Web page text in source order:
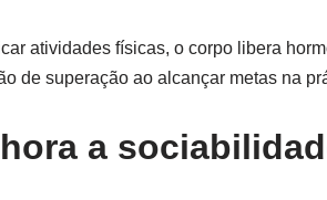
atividades físicas, o corpo libera
de superação ao alcançar metas na
a